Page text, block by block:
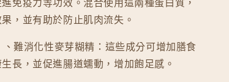
，並有助於防止肌肉流失。
難消化性麥芽糊精：這些成分可增加膳食
長，並促進腸道蠕動，增加飽足感。